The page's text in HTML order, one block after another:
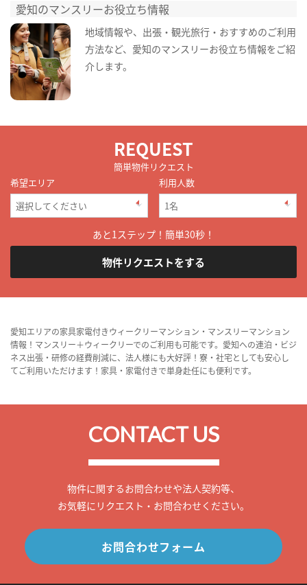
愛知のマンスリーお役立ち情報
地域情報や、出張・観光旅行・おすすめのご利用
方法など、愛知のマンスリーお役立ち情報をご紹
介します。
REQUEST
簡単物件リクエスト
希望エリア
利用人数
あと1ステップ！簡単30秒！
物件リクエストをする
愛知エリアの家具家電付きウィークリーマンション・マンスリーマンション
情報！マンスリー＋ウィークリーでのご利用も可能です。愛知への連泊・ビジ
ネス出張・研修の経費削減に、法人様にも大好評！寮・社宅としても安心し
てご利用いただけます！家具・家電付きで単身赴任にも便利です。
CONTACT US
物件に関するお問合わせや法人契約等、
お気軽にリクエスト・お問合わせください。
お問合わせフォーム